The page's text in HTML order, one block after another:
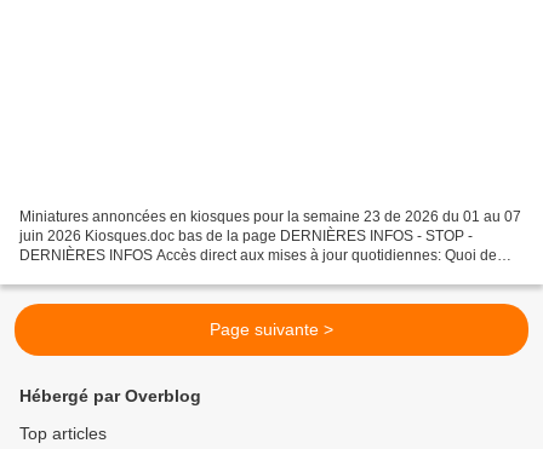
Miniatures annoncées en kiosques pour la semaine 23 de 2026 du 01 au 07
juin 2026 Kiosques.doc bas de la page DERNIÈRES INFOS - STOP -
DERNIÈRES INFOS Accès direct aux mises à jour quotidiennes: Quoi de
Page suivante >
Hébergé par Overblog
Top articles